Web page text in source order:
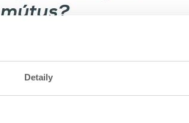
Detaily
kúsok inde, je o niečo komplexnejšia, aj
že reálne a viditeľné účinky biotinu pri